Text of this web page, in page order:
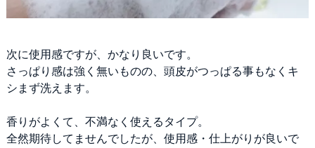
次に使用感ですが、かなり良いです。
さっぱり感は強く無いものの、頭皮がつっぱる事もなくキ
シまず洗えます。
香りがよくて、不満なく使えるタイプ。
全然期待してませんでしたが、使用感・仕上がりが良いで